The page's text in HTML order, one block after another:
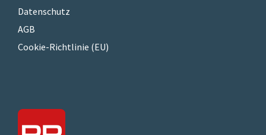
Datenschutz
AGB
Cookie-Richtlinie (EU)